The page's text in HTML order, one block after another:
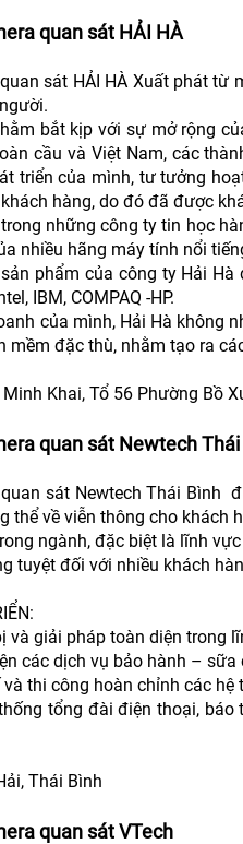
quan sát HẢI HÀ
sát HẢI HÀ Xuất phát
bắt kịp với sự mở rộng
cầu và Việt Nam, các
triển của mình, tư tưởng
hàng, do đó đã được
những công ty tin học
nhiều hãng máy tính nổi
phẩm của công ty Hải
IBM, COMPAQ -HP.
của mình, Hải Hà không
mềm đặc thù, nhằm tạo ra
Khai, Tổ 56 Phường Bồ
quan sát Newtech Thái
sát Newtech Thái Bình
thể về viễn thông cho khách
ngành, đặc biệt là lĩnh
tuyệt đối với nhiều khách
và giải pháp toàn diện trong
các dịch vụ bảo hành –
thi công hoàn chỉnh các
tổng đài điện thoại,
Thái Bình
quan sát VTech